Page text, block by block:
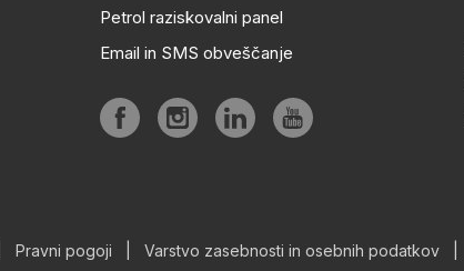
Petrol raziskovalni panel
Email in SMS obveščanje
Pravni pogoji Varstvo zasebnosti in osebnih podatkov